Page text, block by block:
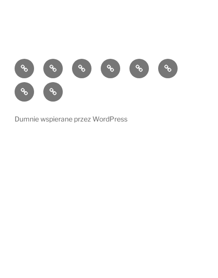
O
mnie
Kontakt KulinariaLatosiowa
czyta
ZdrowieCodzienność
Dzieci
i
Kącik
radości
Dumnie wspierane przez WordPress